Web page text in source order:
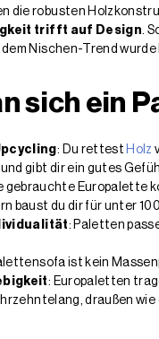
die robusten
trifft auf Design .
Nischen-Trend
sich ein
: Du rettest Holz
gibt dir ein gutes
gebrauchte Europalette
baust du dir für unter
: Paletten
ist kein
: Europaletten
draußen wie